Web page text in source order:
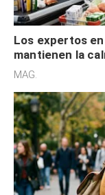
Los expertos
mantienen la
cognitiva,
MAG.